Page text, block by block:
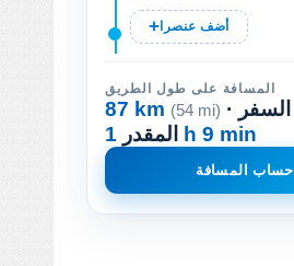
أضف عنصرا
المسافة على طول الطريق
87 km (54 mi) · وقت السفر
المقدر 1 h 9 min
حساب المسافة